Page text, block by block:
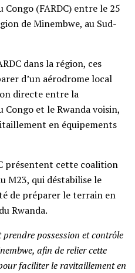
(FARDC) entre le 25
de Minembwe, au Sud-
dans la région, ces
d’un aérodrome local
directe entre la
Congo et le Rwanda voisin,
en équipements
présentent cette coalition
M23, qui déstabilise le
de préparer le terrain en
Rwanda.
possession et contrôle
afin de relier cette
faciliter le ravitaillement en